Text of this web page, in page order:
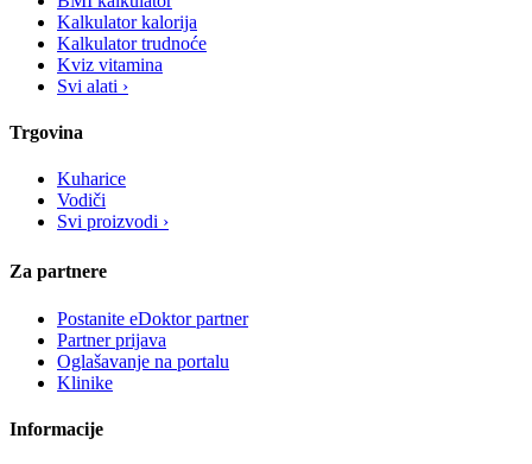
Kalkulator kalorija
Kalkulator trudnoće
Kviz vitamina
Svi alati ›
Trgovina
Kuharice
Vodiči
Svi proizvodi ›
Za partnere
Postanite eDoktor partner
Partner prijava
Oglašavanje na portalu
Klinike
Informacije